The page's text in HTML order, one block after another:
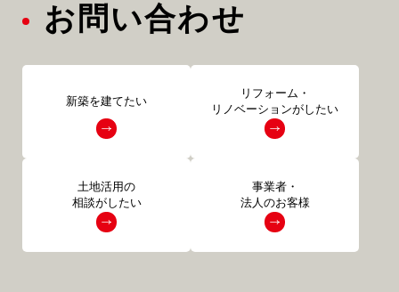
お問い合わせ
新築を建てたい
リフォーム・
リノベーションがしたい
土地活用の
相談がしたい
事業者・
法人のお客様